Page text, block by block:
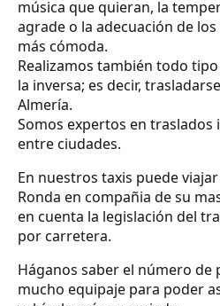
música que quieran, la
agrade o la adecuación de
más cómoda.
Realizamos también todo
la inversa; es decir,
Almería.
Somos expertos en traslados
entre ciudades.
En nuestros taxis puede
Ronda en compañia de su
en cuenta la legislación del
por carretera.
Háganos saber el número de
mucho equipaje para poder